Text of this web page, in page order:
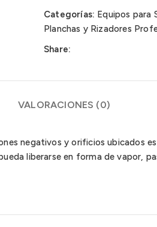
Categorías: Equipos para
Planchas y Rizadores
Share:
VALORACIONES (0)
negativos y orificios ubicados
liberarse en forma de vapor,